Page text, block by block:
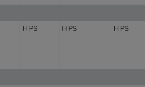
H PS H PS H PS